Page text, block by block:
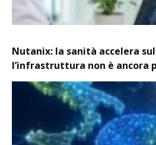
Nutanix: la sanità accelera
l’infrastruttura non è ancora